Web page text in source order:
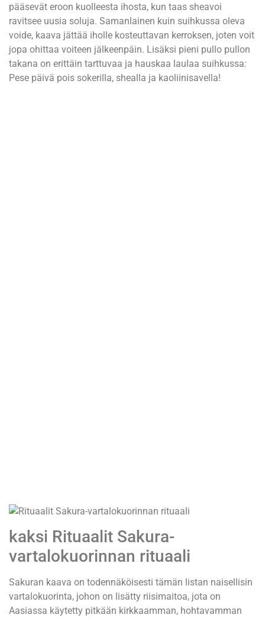
pääsevät eroon kuolleesta ihosta, kun taas sheavoi
ravitsee uusia soluja. Samanlainen kuin suihkussa oleva
voide, kaava jättää iholle kosteuttavan kerroksen, joten voit
jopa ohittaa voiteen jälkeenpäin. Lisäksi pieni pullo pullon
takana on erittäin tarttuvaa ja hauskaa laulaa suihkussa:
Pese päivä pois sokerilla, shealla ja kaoliinisavella!
kaksi Rituaalit Sakura-
vartalokuorinnan rituaali
Sakuran kaava on todennäköisesti tämän listan naisellisin
vartalokuorinta, johon on lisätty riisimaitoa, jota on
Aasiassa käytetty pitkään kirkkaamman, hohtavamman